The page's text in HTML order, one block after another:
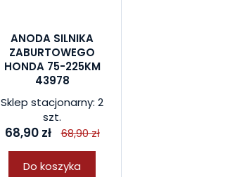
ANODA SILNIKA
ZABURTOWEGO
HONDA 75-225KM
43978
Sklep stacjonarny: 2
szt.
68,90 zł 68,90 zł
Do koszyka